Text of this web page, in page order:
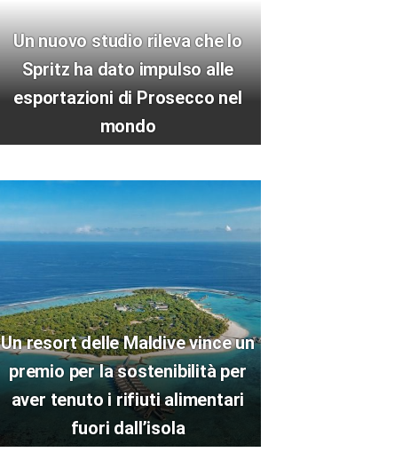
Un nuovo studio rileva che lo
Spritz ha dato impulso alle
esportazioni di Prosecco nel
mondo
Un resort delle Maldive vince un
premio per la sostenibilità per
aver tenuto i rifiuti alimentari
fuori dall’isola